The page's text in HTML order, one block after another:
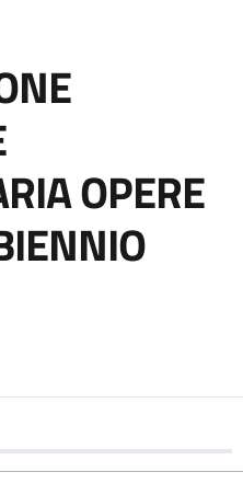
OPERE